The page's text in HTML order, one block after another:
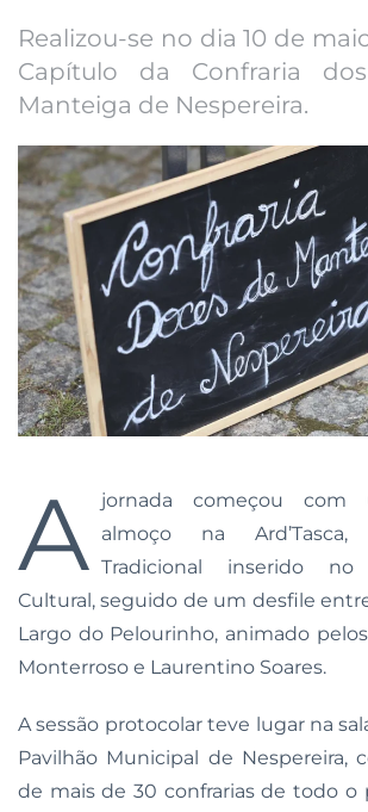
Realizou-se no dia 10 de
Capítulo da Confraria
Manteiga de Nespereira.
A jornada começou com
almoço na
Tradicional inserido
Cultural, seguido de um desfile
Largo do Pelourinho, animado
Monterroso e Laurentino Soares.
A sessão protocolar teve lugar na
Pavilhão Municipal de Nespereira,
de mais de 30 confrarias de todo o